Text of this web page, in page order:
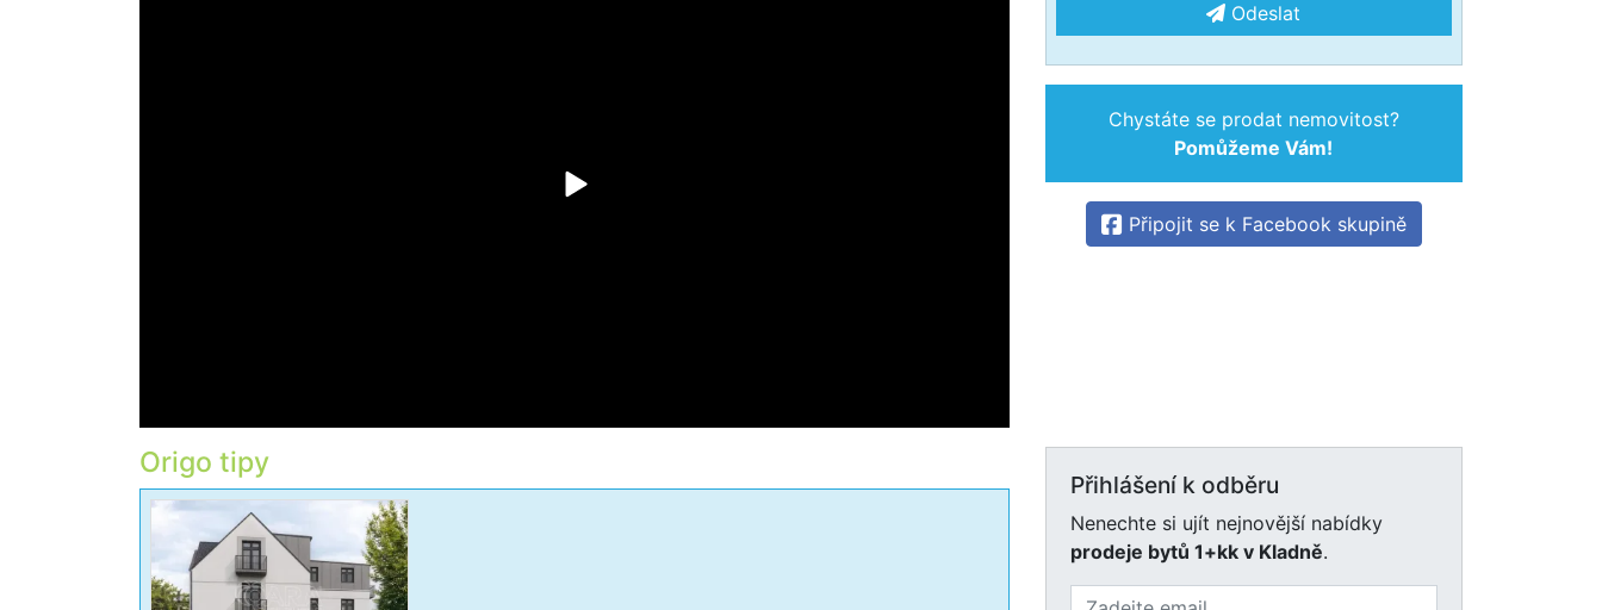
Odeslat
Chystáte se prodat nemovitost?
Pomůžeme Vám!
Připojit se k Facebook skupině
Přihlášení k odběru
Nenechte si ujít nejnovější nabídky
prodeje bytů 1+kk v Kladně.
Origo tipy